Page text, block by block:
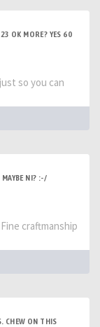
OK MORE? YES 60
so you can
NI? :-/
craftmanship
CHEW ON THIS